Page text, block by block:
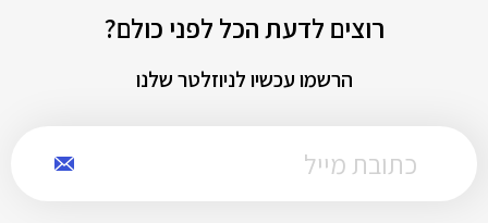
רוצים לדעת הכל לפני כולם?
הרשמו עכשיו לניוזלטר שלנו